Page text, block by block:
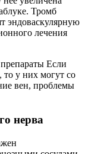
Тромб
эндоваскулярную
лечения
Если
у них могут со
вен, проблемы
нерва